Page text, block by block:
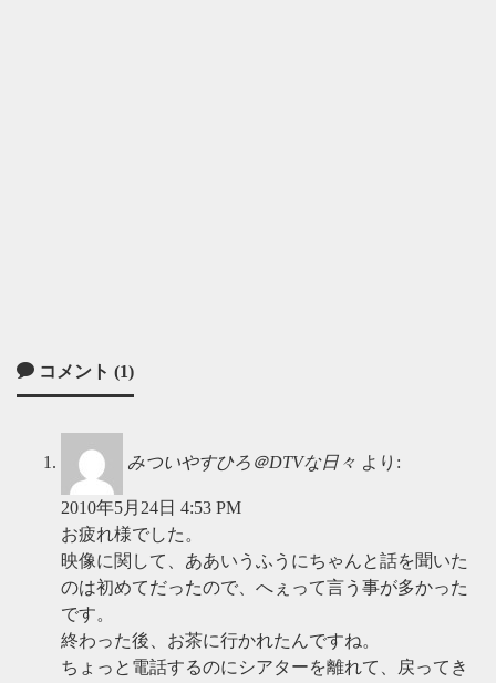
コメント (1)
みついやすひろ＠DTVな日々 より:
2010年5月24日 4:53 PM
お疲れ様でした。
映像に関して、ああいうふうにちゃんと話を聞いた
のは初めてだったので、へぇって言う事が多かった
です。
終わった後、お茶に行かれたんですね。
ちょっと電話するのにシアターを離れて、戻ってき